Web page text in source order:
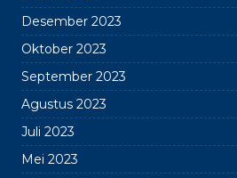
Desember 2023
Oktober 2023
September 2023
Agustus 2023
Juli 2023
Mei 2023